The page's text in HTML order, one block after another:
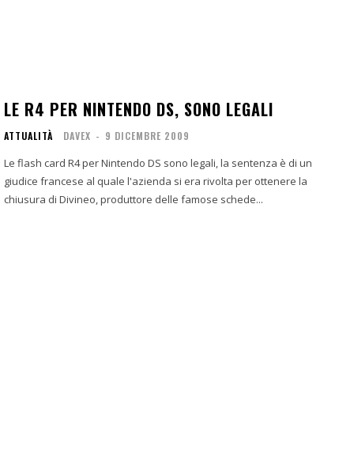
LE R4 PER NINTENDO DS, SONO LEGALI
ATTUALITÀ DAVEX - 9 DICEMBRE 2009
Le flash card R4 per Nintendo DS sono legali, la sentenza è di un
giudice francese al quale l'azienda si era rivolta per ottenere la
chiusura di Divineo, produttore delle famose schede...